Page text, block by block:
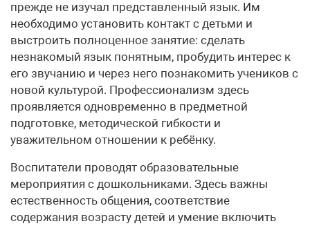
прежде не изучал представленный язык. Им
необходимо установить контакт с детьми и
выстроить полноценное занятие: сделать
незнакомый язык понятным, пробудить интерес к
его звучанию и через него познакомить учеников с
новой культурой. Профессионализм здесь
проявляется одновременно в предметной
подготовке, методической гибкости и
уважительном отношении к ребёнку.
Воспитатели проводят образовательные
мероприятия с дошкольниками. Здесь важны
естественность общения, соответствие
содержания возрасту детей и умение включить